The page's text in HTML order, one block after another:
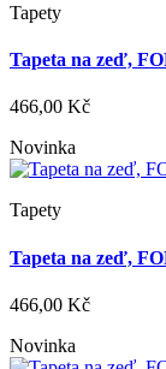
Tapety
Tapeta na zeď,
466,00 Kč
Novinka
Tapety
Tapeta na zeď,
466,00 Kč
Novinka